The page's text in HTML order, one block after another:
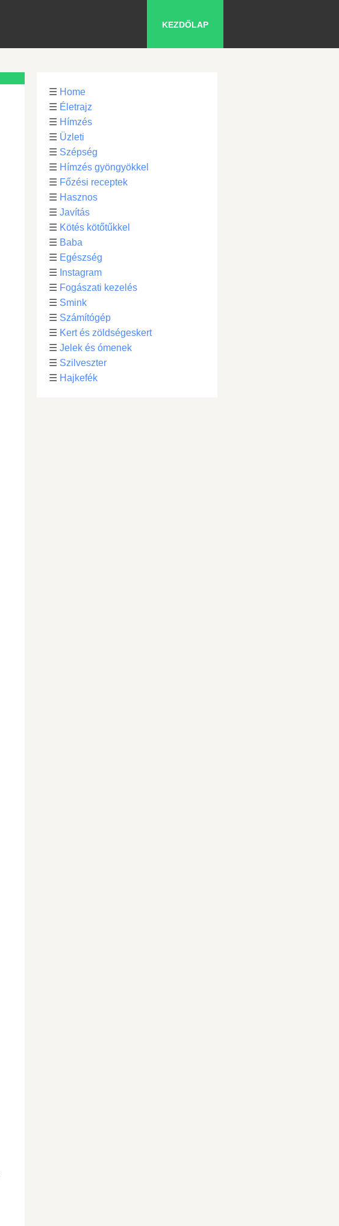
KEZDŐLAP
☰ Home
☰ Életrajz
☰ Hímzés
☰ Üzleti
☰ Szépség
☰ Hímzés gyöngyökkel
☰ Főzési receptek
☰ Hasznos
☰ Javítás
☰ Kötés kötőtűkkel
☰ Baba
☰ Egészség
☰ Instagram
☰ Fogászati kezelés
☰ Smink
☰ Számítógép
☰ Kert és zöldségeskert
☰ Jelek és ómenek
☰ Szilveszter
☰ Hajkefék